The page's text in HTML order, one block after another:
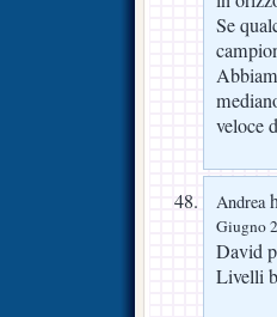
Se
veloce
Andrea
Giugno
David
Livelli